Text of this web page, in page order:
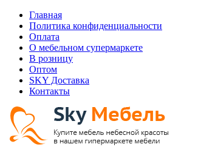
Главная
Политика конфиденциальности
Оплата
О мебельном супермаркете
В розницу
Оптом
SKY Доставка
Контакты